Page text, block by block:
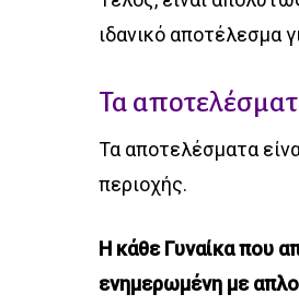
ιδανικό αποτέλεσμα
Τα
Τα αποτελέσματα
περιοχής.
Η κάθε Γυναίκα που
ενημερωμένη με